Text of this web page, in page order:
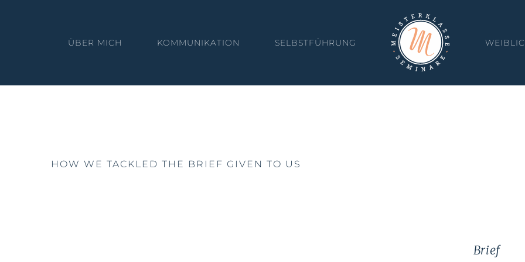
ÜBER MICH KOMMUNIKATION SELBSTFÜHRUNG
HOW WE TACKLED THE BRIEF GIVEN TO US
Brief